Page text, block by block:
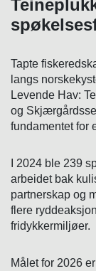
Tapte
langs
Levende Hav:
og
fundamentet for
I 2024 ble 239
arbeidet bak
partnerskap og
flere
fridykkermiljøer.
Målet for 2026